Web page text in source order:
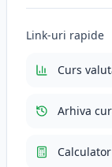
TVA (21%)
Total cu TVA
Link-uri rapide
Curs
Arhiva